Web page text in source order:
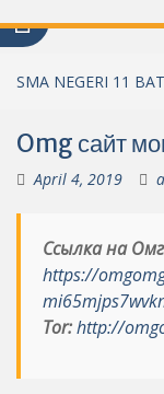
SMA NEGERI 11
Omg сайт
April 4, 2019
Ссылка на
https://
Tor:http://